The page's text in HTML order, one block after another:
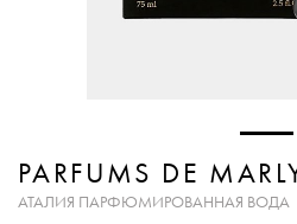
PARFUMS DE
АТАЛИЯ ПАРФЮМИРОВАННАЯ ВОДА